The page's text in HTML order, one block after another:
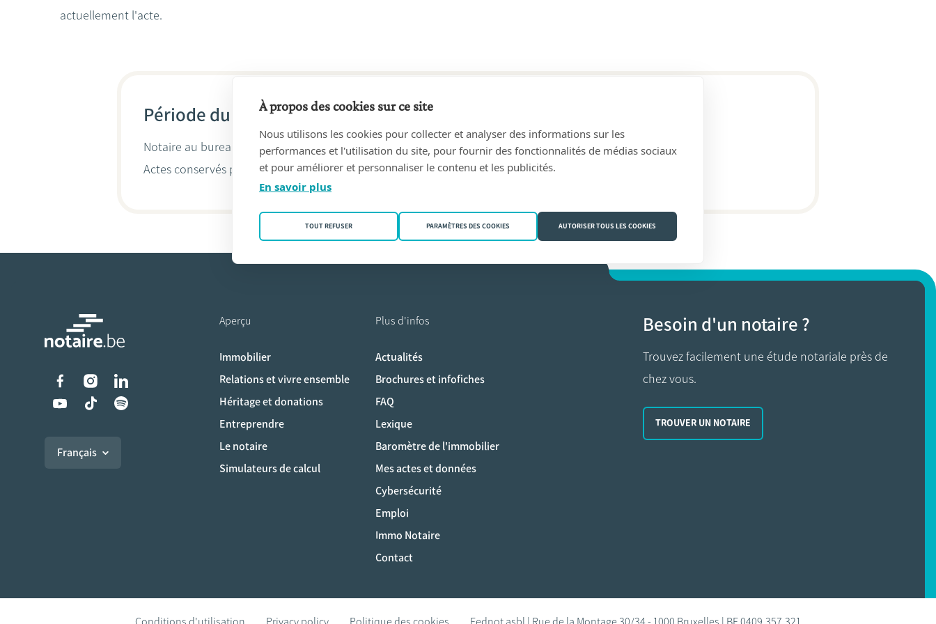
actuellement l'acte.
Période du 28/06/1978 au 02/05/2006
Notaire au bureau GOEMINNE, Jean-Jacques(9880 Aalter)
Actes conservés par
Frits Guisson
Liens vers les réseaux sociaux
Français
Aperçu
Immobilier
Relations et vivre ensemble
Héritage et donations
Entreprendre
Le notaire
Simulateurs de calcul
Plus d'infos
Actualités
Brochures et infofiches
FAQ
Lexique
Baromètre de l'immobilier
Mes actes et données
Cybersécurité
Emploi
Immo Notaire
Contact
Besoin d'un notaire ?
Trouvez facilement une étude notariale près de
chez vous.
TROUVER UN NOTAIRE
À propos des cookies sur ce site
Nous utilisons les cookies pour collecter et analyser des informations sur les
performances et l'utilisation du site, pour fournir des fonctionnalités de médias sociaux
et pour améliorer et personnaliser le contenu et les publicités.
En savoir plus
TOUT REFUSER PARAMÈTRES DES COOKIES AUTORISER TOUS LES COOKIES